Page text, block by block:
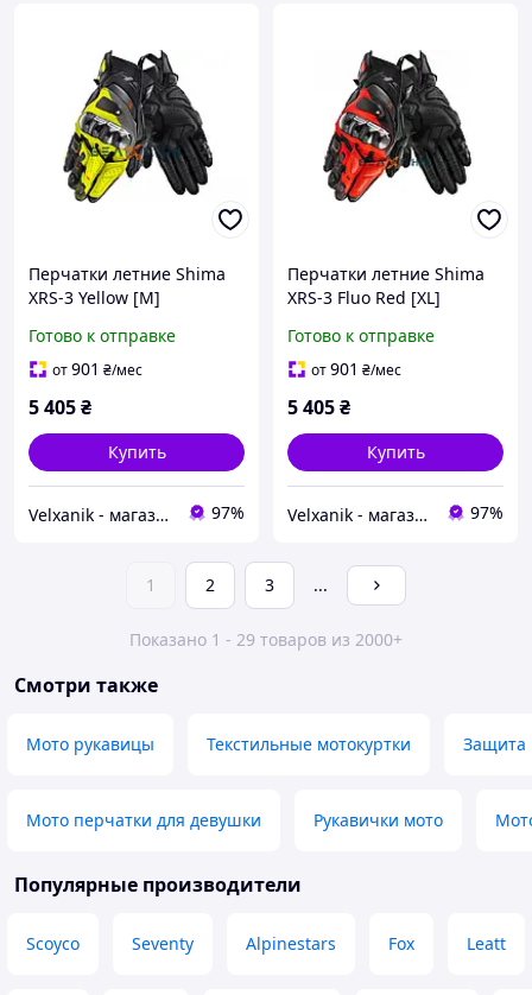
Перчатки летние Shima
XRS-3 Yellow [M]
Готово к отправке
от901 ₴/мес
5 405₴
Купить
Velxanik - магазин мототехники, велотоваров, с/х техники, аксессуаров и запчастей 97%
Перчатки летние Shima
XRS-3 Fluo Red [XL]
Готово к отправке
от901 ₴/мес
5 405₴
Купить
Velxanik - магазин мототехники, велотоваров, с/х техники, аксессуаров и запчастей 97%
1 2 3 ...
Показано 1 - 29 товаров из 2000+
Смотри также
Мото рукавицы Текстильные мотокуртки Защита
Мото перчатки для девушки Рукавички мото
Популярные производители
Scoyco Seventy Alpinestars Fox Leatt